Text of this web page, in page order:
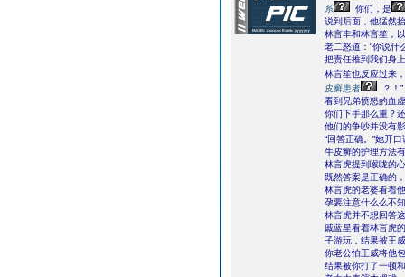
系
你们，是
说到后面，他猛然
林言丰和林言笙，
老二怒道：“你说什
把责任推到我们身
林言笙也反应过来
皮癣患者
？！”
看到兄弟愤怒的血
你们下手那么重？
他们的争吵并没有
“回答正确。”她开
牛皮癣的护理方法
林言虎提到喉咙的
既然答案是正确的
林言虎的老婆看着
孕要注意什么么不
林言虎并不想回答
戚蓝星看着林言虎
子游玩，结果被王
你老公怕王威将他
结果被你打了一顿